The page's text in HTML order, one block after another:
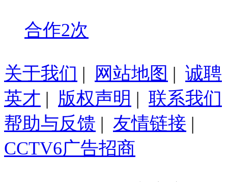
合作2次
关于我们 | 网站地图 | 诚聘
英才 | 版权声明 | 联系我们
帮助与反馈 | 友情链接 |
CCTV6广告招商